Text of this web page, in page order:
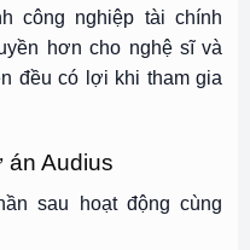
công nghiệp tài chính
hơn cho nghệ sĩ và
đều có lợi khi tham gia
án Audius
sau hoạt động cùng